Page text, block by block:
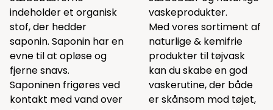
indeholder et organisk
stof, der hedder
saponin. Saponin har en
evne til at opløse og
fjerne snavs.
Saponinen frigøres ved
kontakt med vand over
vaskeprodukter.
Med vores sortiment af
naturlige & kemifrie
produkter til tøjvask
kan du skabe en god
vaskerutine, der både
er skånsom mod tøjet,